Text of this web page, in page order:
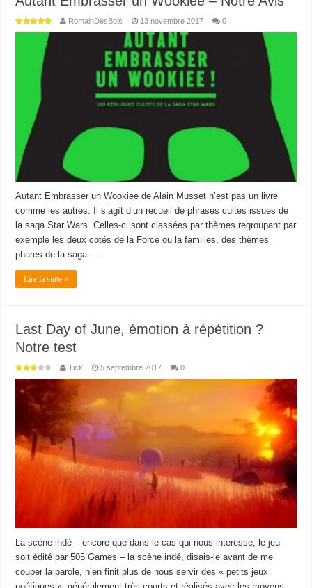
RomainDesBois 13 novembre 2017 0
Autant Embrasser un Wookiee de Alain Musset n’est pas un livre
comme les autres. Il s’agît d’un recueil de phrases cultes issues de
la saga Star Wars. Celles-ci sont classées par thèmes regroupant par
exemple les deux cotés de la Force ou la familles, des thèmes
phares de la saga. …
Lire la suite »
Last Day of June, émotion à répétition ?
Notre test
Tick 5 septembre 2017 0
La scène indé – encore que dans le cas qui nous intéresse, le jeu
soit édité par 505 Games – la scène indé, disais-je avant de me
couper la parole, n’en finit plus de nous servir des « petits jeux